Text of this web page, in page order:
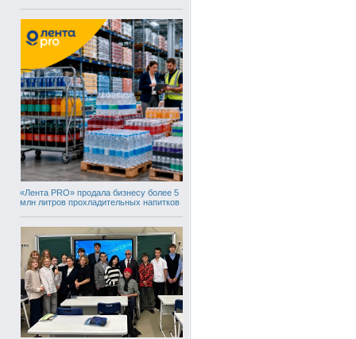
«Лента PRO» продала бизнесу более 5
млн литров прохладительных напитков